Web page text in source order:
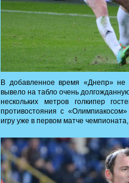
В добавленное время «Днепр» не
вывело на табло очень
нескольких метров голкипер
противостояния с
игру уже в первом матче